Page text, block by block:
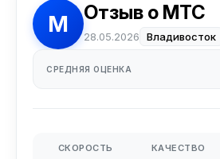
М Отзыв о МТС
28.05.2026 Владивосток
СРЕДНЯЯ ОЦЕНКА
СКОРОСТЬ КАЧЕСТВО